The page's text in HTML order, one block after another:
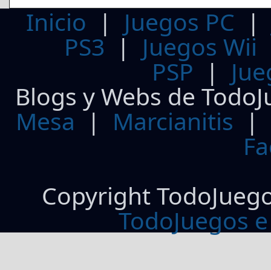
Inicio | Juegos PC
PS3| Juegos Wii
PSP |
Blogs y Webs de
Mesa | Marcianitis |
Copyright
TodoJuegos